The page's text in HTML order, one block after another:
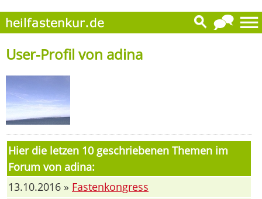
User-Profil von adina
Hier die letzen 10 geschriebenen Themen im
Forum von adina:
13.10.2016 » Fastenkongress